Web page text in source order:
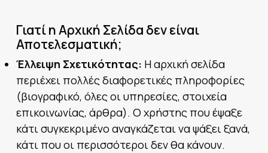
Γιατί η Αρχική Σελίδα δεν είναι
Αποτελεσματική;
Έλλειψη Σχετικότητας: Η αρχική σελίδα
περιέχει πολλές διαφορετικές πληροφορίες
(βιογραφικό, όλες οι υπηρεσίες, στοιχεία
επικοινωνίας, άρθρα). Ο χρήστης που έψαξε
κάτι συγκεκριμένο αναγκάζεται να ψάξει ξανά,
κάτι που οι περισσότεροι δεν θα κάνουν.